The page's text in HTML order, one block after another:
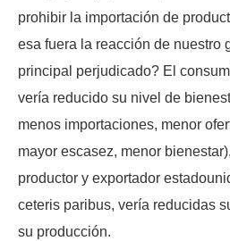
prohibir la importación de
esa fuera la reacción de nuestro
principal perjudicado? El
vería reducido su nivel de
menos importaciones, menor
mayor escasez, menor
productor y exportador
ceteris paribus, vería reducidas
su producción.